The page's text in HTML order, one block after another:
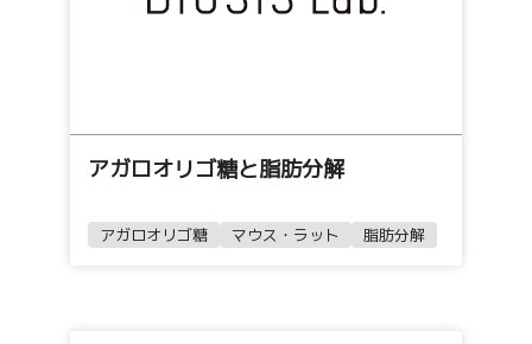
アガロオリゴ糖と脂肪分解
アガロオリゴ糖 マウス・ラット 脂肪分解